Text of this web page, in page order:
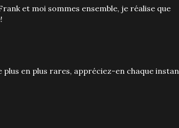
et moi sommes ensemble, je réalise que
en plus rares, appréciez-en chaque